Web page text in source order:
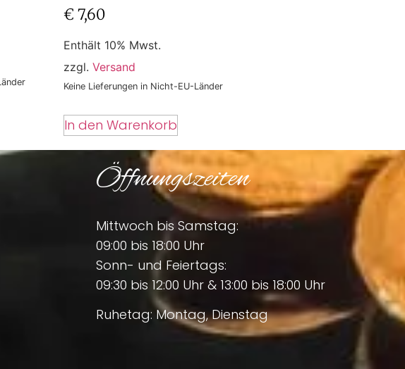
€ 7,60
Enthält 10% Mwst.
zzgl. Versand
Keine Lieferungen in Nicht-EU-Länder
In den Warenkorb
Öffnungszeiten
Mittwoch bis Samstag:
09:00 bis 18:00 Uhr
Sonn- und Feiertags:
09:30 bis 12:00 Uhr & 13:00 bis 18:00 Uhr
Ruhetag: Montag, Dienstag